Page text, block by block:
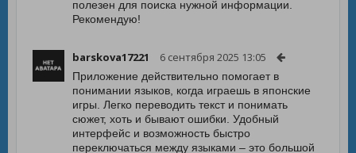
полезен для поиска нужной информации.
Рекомендую!
barskova17221 6 сентября 2025 13:05
Приложение действительно помогает в
понимании языков, когда играешь в японские
игры. Легко переводить текст и понимать
сюжет, хоть и бывают ошибки. Удобный
интерфейс и возможность быстро
переключаться между языками – это большой